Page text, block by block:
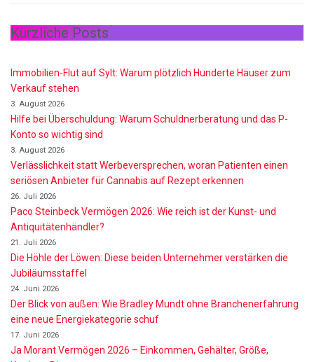
Kürzliche Posts
Immobilien-Flut auf Sylt: Warum plötzlich Hunderte Häuser zum
Verkauf stehen
3. August 2026
Hilfe bei Überschuldung: Warum Schuldnerberatung und das P-
Konto so wichtig sind
3. August 2026
Verlässlichkeit statt Werbeversprechen, woran Patienten einen
seriösen Anbieter für Cannabis auf Rezept erkennen
26. Juli 2026
Paco Steinbeck Vermögen 2026: Wie reich ist der Kunst- und
Antiquitätenhändler?
21. Juli 2026
Die Höhle der Löwen: Diese beiden Unternehmer verstärken die
Jubiläumsstaffel
24. Juni 2026
Der Blick von außen: Wie Bradley Mundt ohne Branchenerfahrung
eine neue Energiekategorie schuf
17. Juni 2026
Ja Morant Vermögen 2026 – Einkommen, Gehälter, Größe,